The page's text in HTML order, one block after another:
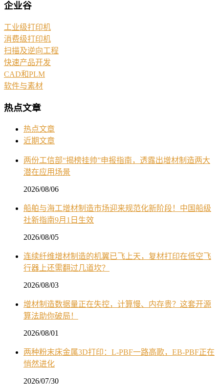
企业谷
工业级打印机
消费级打印机
扫描及逆向工程
快速产品开发
CAD和PLM
软件与素材
热点文章
热点文章
近期文章
两份工信部“揭榜挂帅”申报指南，透露出增材制造两大
潜在应用场景
2026/08/06
船舶与海工增材制造市场迎来规范化新阶段！中国船级
社新指南9月1日生效
2026/08/05
连续纤维增材制造的机翼已飞上天，复材打印在低空飞
行器上还需翻过几道坎？
2026/08/03
增材制造数据量正在失控，计算慢、内存贵？这套开源
算法助你破局！
2026/08/01
两种粉末床金属3D打印：L-PBF一路高歌，EB-PBF正在
悄然进化
2026/07/30